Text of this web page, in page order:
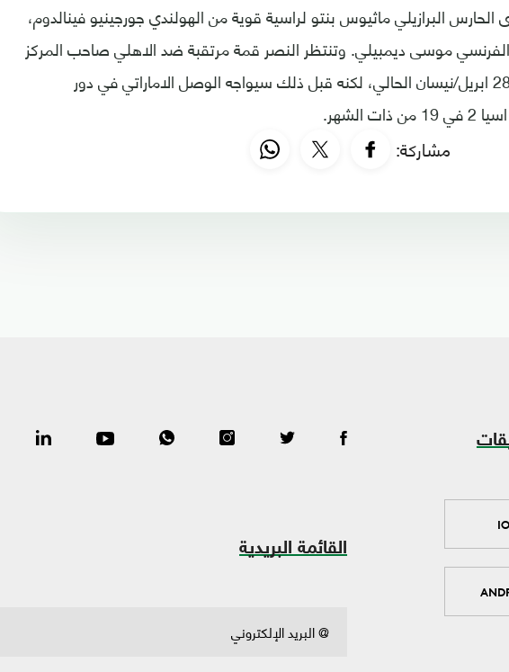
تصدى الحارس البرازيلي ماثيوس بنتو لراسية قوية من الهولندي جورجينيو فينالدوم،
موسى ديمبيلي. وتنتظر النصر قمة مرتقبة ضد الاهلي صاحب المركز
الثالث برصيد 66 نقطة في 28 ابريل/نيسان الحالي، لكنه قبل ذلك سيواجه الوصل الاماراتي في دور
مشاركة:
القائمة البريدية